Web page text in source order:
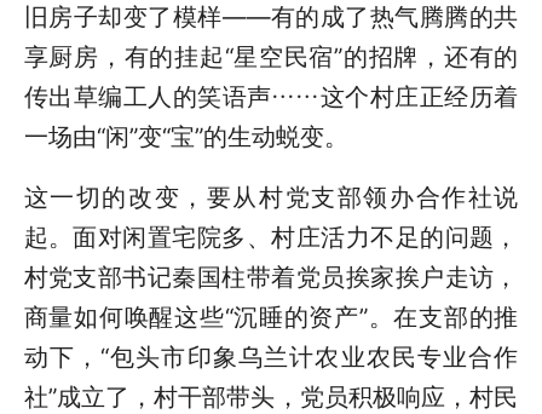
旧房子却变了模样——有的成了热气腾腾的共
享厨房，有的挂起“星空民宿”的招牌，还有的
传出草编工人的笑语声……这个村庄正经历着
一场由“闲”变“宝”的生动蜕变。
这一切的改变，要从村党支部领办合作社说
起。面对闲置宅院多、村庄活力不足的问题，
村党支部书记秦国柱带着党员挨家挨户走访，
商量如何唤醒这些“沉睡的资产”。在支部的推
动下，“包头市印象乌兰计农业农民专业合作
社”成立了，村干部带头，党员积极响应，村民